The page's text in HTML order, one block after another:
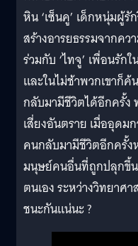
หิน ‘เซ็นคู’ เด็กหนุ่มผู้
สร้างอารยธรรมจากค
ร่วมกับ ‘ไทจู’ เพื่อนรั
และในไม่ช้าพวกเขาก็
กลับมามีชีวิตได้อีกครั้
เสี่ยงอันตราย เมื่ออุดม
คนกลับมามีชีวิตอีกครั้
มนุษย์คนอื่นที่ถูกปลุกขึ้
ตนเอง ระหว่างวิทยาศ
ชนะกันแน่นะ ?